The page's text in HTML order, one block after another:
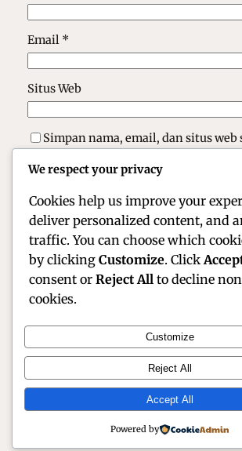
Email *
Situs Web
Simpan nama, email, dan situs web
Official Site of Christian Montanari |
Motorsport Profile
We respect your privacy
Cookies help us improve your
deliver personalized content, and
traffic. You can choose which
by clicking Customize. Click
consent or Reject All to decline
cookies.
Customize
Reject All
Accept All
Powered by